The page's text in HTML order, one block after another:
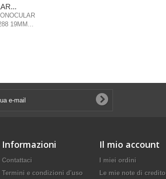
19MM...
Informazioni
Contattaci
Termini e condizioni d'uso
Il mio account
I miei ordini
Le mie note di credito